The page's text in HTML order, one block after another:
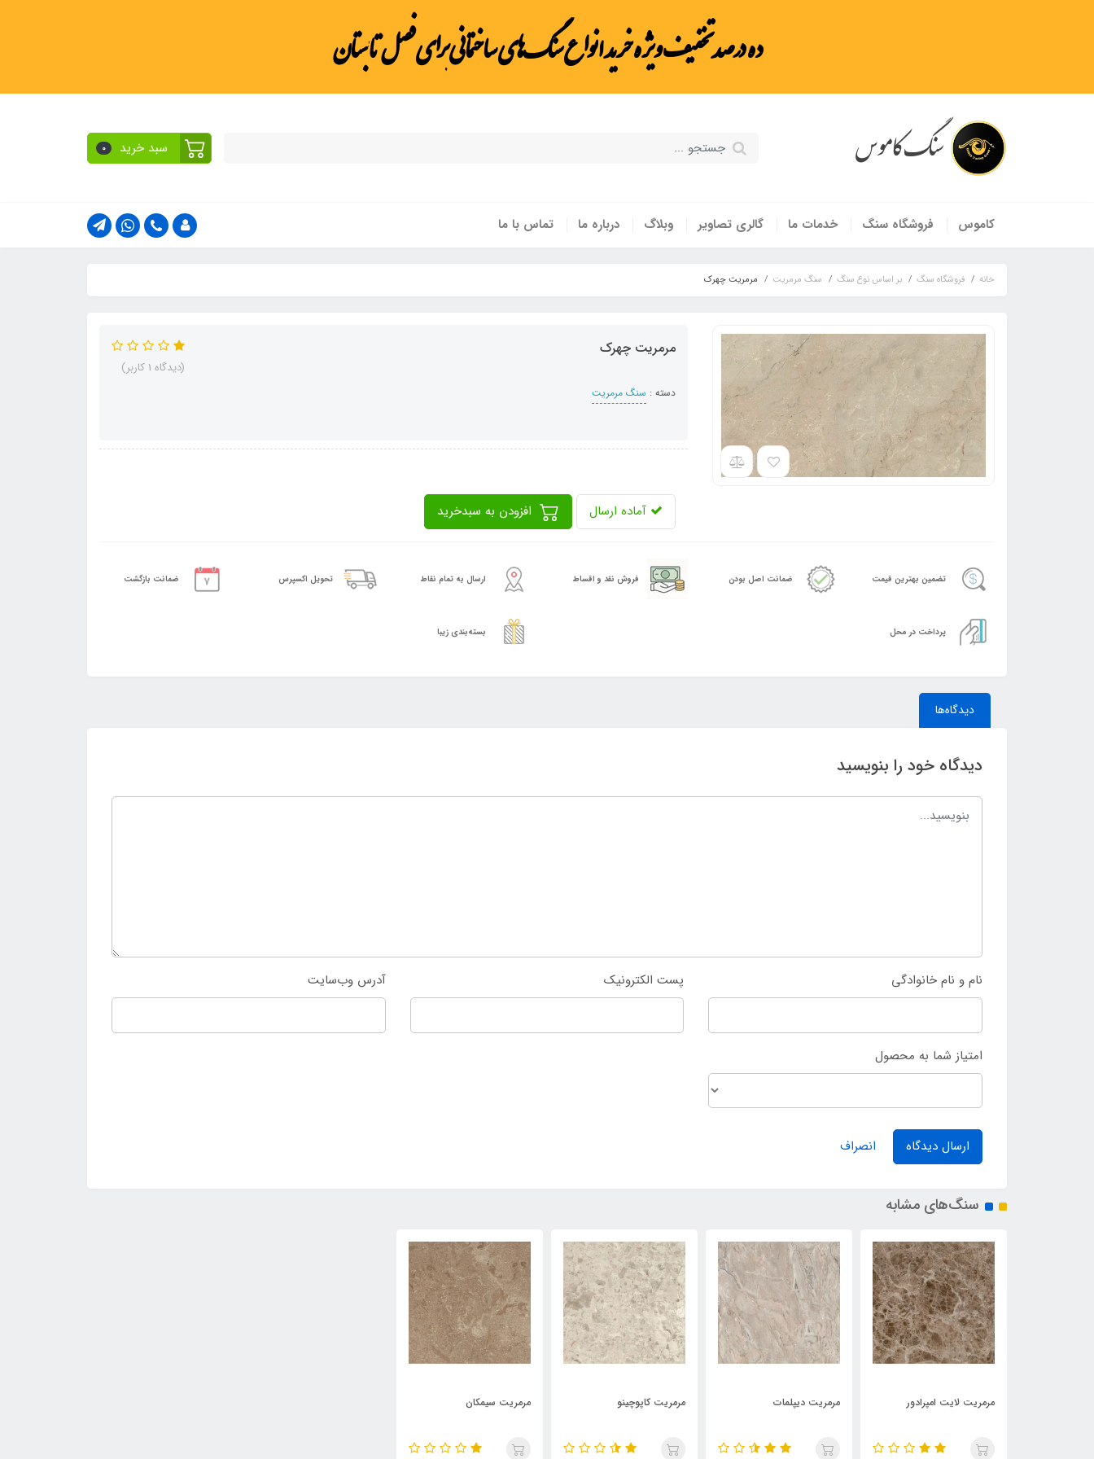
ده درصد تخفیف ویژه خرید انواع سنگ‌های ساختمانی برای فصل تابستان
سنگ کاموس
سبد خرید 0
کاموس فروشگاه سنگ خدمات ما گالری تصاویر وبلاگ درباره ما تماس با ما
خانه فروشگاه سنگ بر اساس نوع سنگ سنگ مرمریت مرمریت چهرک
مرمریت چهرک
دسته : سنگ مرمریت
(دیدگاه 1 کاربر)
آماده ارسال
تضمین بهترین قیمت ضمانت اصل بودن فروش نقد و اقساط ارسال به تمام نقاط تحویل اکسپرس ضمانت بازگشت
پرداخت در محل بسته‌بندی زیبا
دیدگاه‌ها
دیدگاه خود را بنویسید
نام و نام خانوادگی پست الکترونیک آدرس وب‌سایت
امتیاز شما به محصول
ارسال دیدگاه انصراف
سنگ‌های مشابه
مرمریت لایت امپرادور مرمریت دیپلمات مرمریت کاپوچینو مرمریت سیمکان